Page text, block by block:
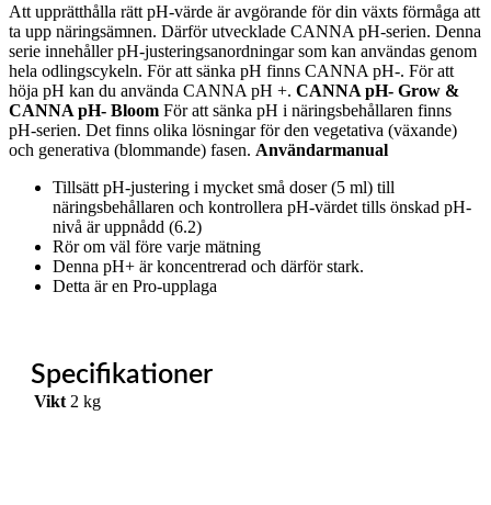
Att upprätthålla rätt pH-värde är avgörande för din växts förmåga att
ta upp näringsämnen. Därför utvecklade CANNA pH-serien. Denna
serie innehåller pH-justeringsanordningar som kan användas genom
hela odlingscykeln. För att sänka pH finns CANNA pH-. För att
höja pH kan du använda CANNA pH +. CANNA pH- Grow &
CANNA pH- Bloom För att sänka pH i näringsbehållaren finns
pH-serien. Det finns olika lösningar för den vegetativa (växande)
och generativa (blommande) fasen. Användarmanual
Tillsätt pH-justering i mycket små doser (5 ml) till
näringsbehållaren och kontrollera pH-värdet tills önskad pH-
nivå är uppnådd (6.2)
Rör om väl före varje mätning
Denna pH+ är koncentrerad och därför stark.
Detta är en Pro-upplaga
Specifikationer
Vikt 2 kg